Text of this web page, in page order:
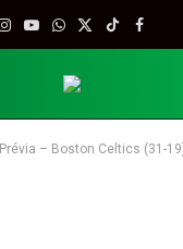
Instagram
YouTube
WhatsApp
X
TikTok
Prévia – Boston Celtics (31-19) x